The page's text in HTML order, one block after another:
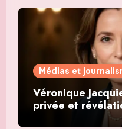
Médias et
Véronique
privée et